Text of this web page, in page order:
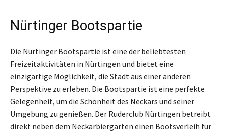
Nürtinger Bootspartie
Die Nürtinger Bootspartie ist eine der beliebtesten
Freizeitaktivitäten in Nürtingen und bietet eine
einzigartige Möglichkeit, die Stadt aus einer anderen
Perspektive zu erleben. Die Bootspartie ist eine perfekte
Gelegenheit, um die Schönheit des Neckars und seiner
Umgebung zu genießen. Der Ruderclub Nürtingen betreibt
direkt neben dem Neckarbiergarten einen Bootsverleih für